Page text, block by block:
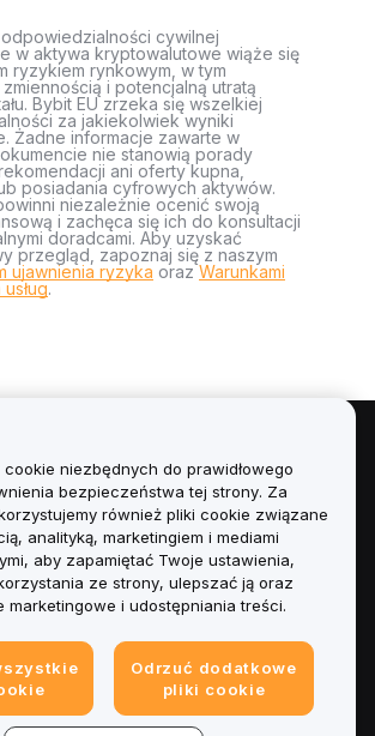
cywilnej
w aktywa kryptowalutowe wiąże się
ryzykiem rynkowym, w tym
i potencjalną utratą
Bybit EU zrzeka się wszelkiej
za jakiekolwiek wyniki
Żadne informacje zawarte w
nie stanowią porady
ani oferty kupna,
posiadania cyfrowych aktywów.
niezależnie ocenić swoją
i zachęca się ich do konsultacji
doradcami. Aby uzyskać
przegląd, zapoznaj się z naszym
ujawnienia ryzyka orazWarunkami
.
niezbędnych do prawidłowego
bezpieczeństwa tej strony. Za
również pliki cookie związane
analityką, marketingiem i mediami
aby zapamiętać Twoje ustawienia,
ze strony, ulepszać ją oraz
marketingowe i udostępniania treści.
Odrzuć dodatkowe
pliki cookie